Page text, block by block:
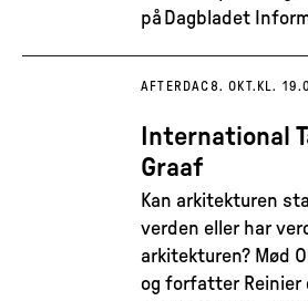
på Dagbladet
AFTERDAC8. OKT. KL.
International
Graaf
Kan arkitekturen
verden eller har
arkitekturen? Mød
og forfatter Reinier